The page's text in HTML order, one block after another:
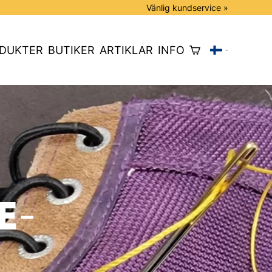
Vänlig kundservice »
BUTIKER ARTIKLAR INFO